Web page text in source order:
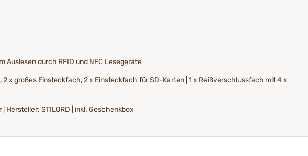
durch RFID und NFC Lesegeräte
x großes Einsteckfach, 2 x Einsteckfach für SD-Karten | 1 x Reißverschlussfach mit 4 x
Hersteller: STILORD | inkl. Geschenkbox